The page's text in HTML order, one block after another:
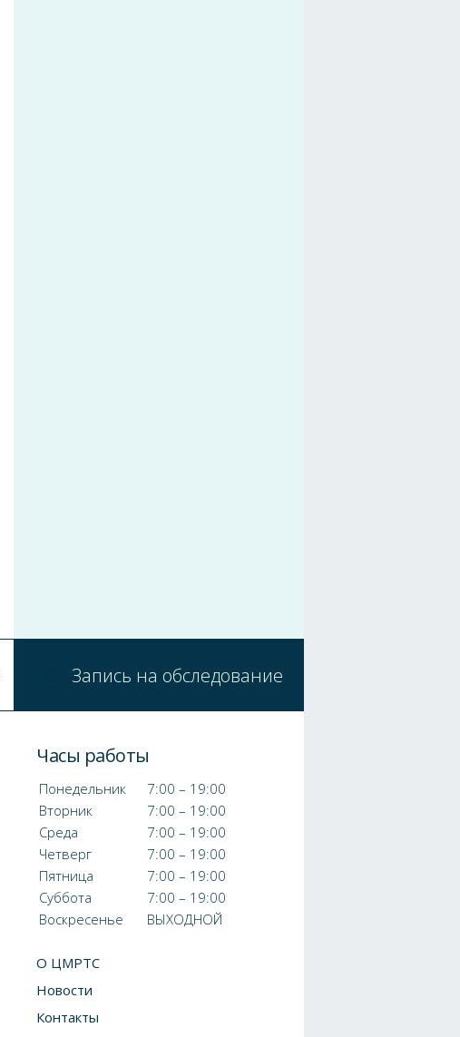
Запись на обследование
Часы работы
Понедельник
7:00 – 19:00
Вторник
7:00 – 19:00
Среда
7:00 – 19:00
Четверг
7:00 – 19:00
Пятница
7:00 – 19:00
Суббота
7:00 – 19:00
Воскресенье
ВЫХОДНОЙ
О ЦМРТС
Новости
Контакты